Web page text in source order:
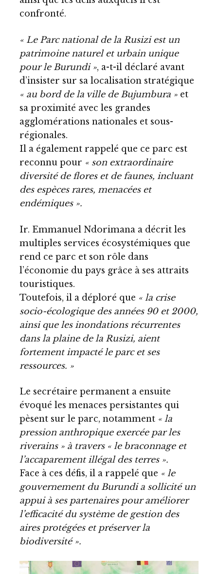
confronté.
« Le Parc national de la Rusizi est un
patrimoine naturel et urbain unique
pour le Burundi », a-t-il déclaré avant
d’insister sur sa localisation stratégique
« au bord de la ville de Bujumbura » et
sa proximité avec les grandes
agglomérations nationales et sous-
régionales.
Il a également rappelé que ce parc est
reconnu pour « son extraordinaire
diversité de flores et de faunes, incluant
des espèces rares, menacées et
endémiques ».
Ir. Emmanuel Ndorimana a décrit les
multiples services écosystémiques que
rend ce parc et son rôle dans
l’économie du pays grâce à ses attraits
touristiques.
Toutefois, il a déploré que « la crise
socio-écologique des années 90 et 2000,
ainsi que les inondations récurrentes
dans la plaine de la Rusizi, aient
fortement impacté le parc et ses
ressources. »
Le secrétaire permanent a ensuite
évoqué les menaces persistantes qui
pèsent sur le parc, notamment « la
pression anthropique exercée par les
riverains » à travers « le braconnage et
l’accaparement illégal des terres ».
Face à ces défis, il a rappelé que « le
gouvernement du Burundi a sollicité un
appui à ses partenaires pour améliorer
l’efficacité du système de gestion des
aires protégées et préserver la
biodiversité ».